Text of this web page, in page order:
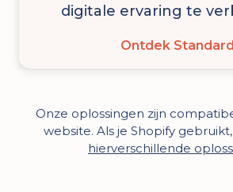
digitale ervaring te
Ontdek Standard
Onze oplossingen zijn
website. Als je Shopify
hierverschillende